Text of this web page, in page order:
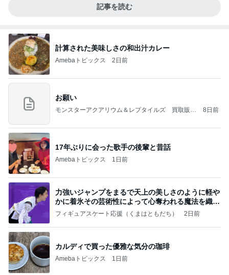
記事を読む
計算された美味しさの和出汁カレー
Amebaトピックス 2日前
お願い
モンスターアクアリウム＆レプタイルズ 買取販売
8日前
17年ぶりに会った歌手の後輩と昔話
Amebaトピックス 1日前
力強いジャンプをまるで天上の美しさのように軽や
かに着氷その芸術性によって心奪われる魔法を織り
なす
フィギュアスケート応援（くまはともだち） 2日前
カルディで買った優雅な気分の珈琲
Amebaトピックス 1日前